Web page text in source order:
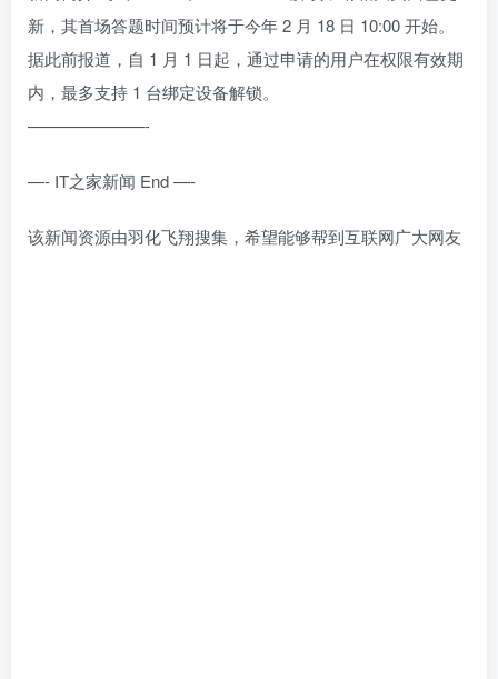
新，其首场答题时间预计将于今年 2 月 18 日 10:00 开始。
据此前报道，自 1 月 1 日起，通过申请的用户在权限有效期
内，最多支持 1 台绑定设备解锁。
———————-
—- IT之家新闻 End —-
该新闻资源由羽化飞翔搜集，希望能够帮到互联网广大网友